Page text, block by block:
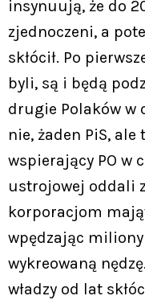
insynuują, że do
zjednoczeni, a
skłócił. Po
byli, są i będą
drugie Polaków w
nie, żaden PiS,
wspierający PO w
ustrojowej oddali
korporacjom
wpędzając
wykreowaną
władzy od lat